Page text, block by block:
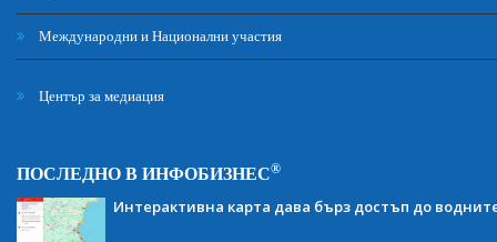
Международни и Национални участия
Център за медиация
ПОСЛЕДНО В ИНФОБИЗНЕС®
Интерактивна карта дава бърз достъп до